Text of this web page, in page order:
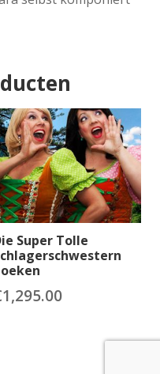
Super Tolle
1,295.00